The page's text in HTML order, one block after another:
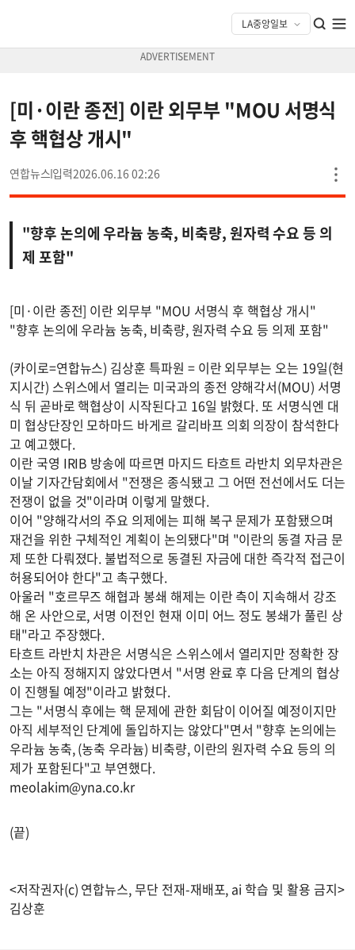
[미·이란 종전] 이란 외무부 "MOU 서명식
후 핵협상 개시"
연합뉴스 2026.06.16 02:26
"향후 논의에 우라늄 농축, 비축량, 원자력 수요 등 의
제 포함"
[미·이란 종전] 이란 외무부 "MOU 서명식 후 핵협상 개시"
"향후 논의에 우라늄 농축, 비축량, 원자력 수요 등 의제 포함"
(카이로=연합뉴스) 김상훈 특파원 = 이란 외무부는 오는 19일(현
지시간) 스위스에서 열리는 미국과의 종전 양해각서(MOU) 서명
식 뒤 곧바로 핵협상이 시작된다고 16일 밝혔다. 또 서명식엔 대
미 협상단장인 모하마드 바게르 갈리바프 의회 의장이 참석한다
고 예고했다.
이란 국영 IRIB 방송에 따르면 마지드 타흐트 라반치 외무차관은
이날 기자간담회에서 "전쟁은 종식됐고 그 어떤 전선에서도 더는
전쟁이 없을 것"이라며 이렇게 말했다.
이어 "양해각서의 주요 의제에는 피해 복구 문제가 포함됐으며
재건을 위한 구체적인 계획이 논의됐다"며 "이란의 동결 자금 문
제 또한 다뤄졌다. 불법적으로 동결된 자금에 대한 즉각적 접근이
허용되어야 한다"고 촉구했다.
아울러 "호르무즈 해협과 봉쇄 해제는 이란 측이 지속해서 강조
해 온 사안으로, 서명 이전인 현재 이미 어느 정도 봉쇄가 풀린 상
태"라고 주장했다.
타흐트 라반치 차관은 서명식은 스위스에서 열리지만 정확한 장
소는 아직 정해지지 않았다면서 "서명 완료 후 다음 단계의 협상
이 진행될 예정"이라고 밝혔다.
그는 "서명식 후에는 핵 문제에 관한 회담이 이어질 예정이지만
아직 세부적인 단계에 돌입하지는 않았다"면서 "향후 논의에는
우라늄 농축, (농축 우라늄) 비축량, 이란의 원자력 수요 등의 의
제가 포함된다"고 부연했다.
meolakim@yna.co.kr
(끝)
<저작권자(c) 연합뉴스, 무단 전재-재배포, ai 학습 및 활용 금지>
김상훈